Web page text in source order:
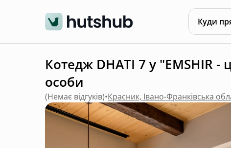
Куди
Котедж DHATI 7 у "EMSHIR -
особи
(Немає відгуків)•Красник, Івано-Франківська